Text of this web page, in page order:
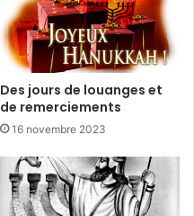
Des jours de louanges et
de remerciements
16 novembre 2023